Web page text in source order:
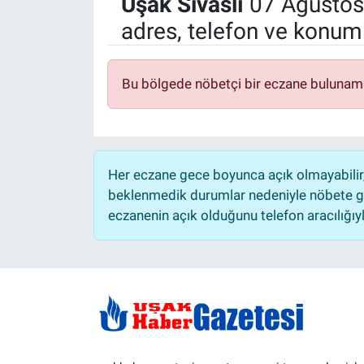
adres, telefon ve
Bu bölgede nöbetçi bir eczane
Her eczane gece boyunca açık
beklenmedik durumlar nedeniyle nöbete
eczanenin açık olduğunu telefon
Son Dakika
Uşak Haberleri